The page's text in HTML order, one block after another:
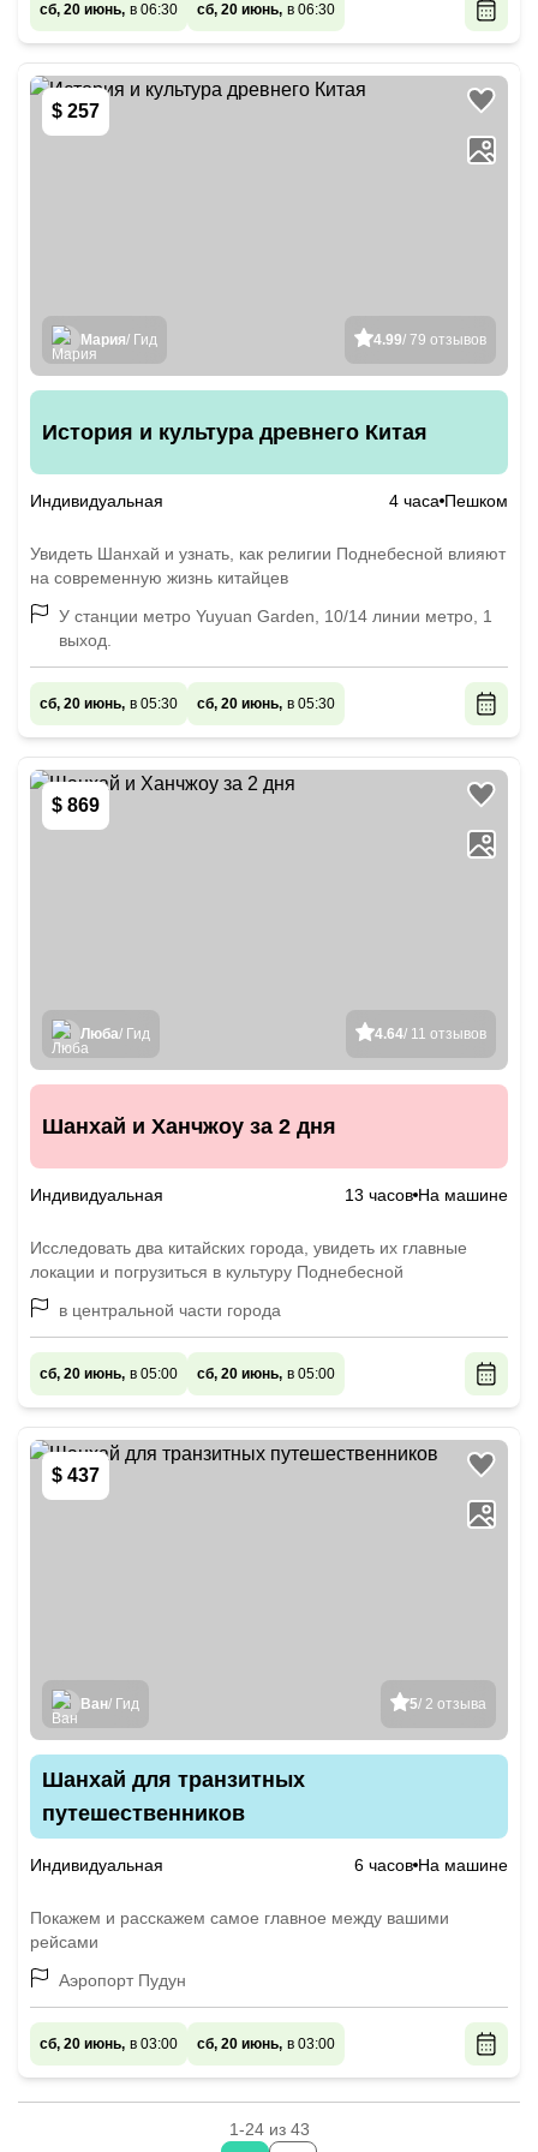
сб, 20 июнь, в 06:30 сб, 20 июнь, в 06:30
$ 257
4.99/ 79 отзывов
Мария/ Гид
История и культура древнего Китая
Индивидуальная 4 часа Пешком
Увидеть Шанхай и узнать, как религии Поднебесной влияют
на современную жизнь китайцев
У станции метро Yuyuan Garden, 10/14 линии метро, 1
выход.
сб, 20 июнь, в 05:30 сб, 20 июнь, в 05:30
$ 869
4.64/ 11 отзывов
Люба/ Гид
Шанхай и Ханчжоу за 2 дня
Индивидуальная 13 часов На машине
Исследовать два китайских города, увидеть их главные
локации и погрузиться в культуру Поднебесной
в центральной части города
сб, 20 июнь, в 05:00 сб, 20 июнь, в 05:00
$ 437
5/ 2 отзыва
Ван/ Гид
Шанхай для транзитных
путешественников
Индивидуальная 6 часов На машине
Покажем и расскажем самое главное между вашими
рейсами
Аэропорт Пудун
сб, 20 июнь, в 03:00 сб, 20 июнь, в 03:00
1-24 из 43